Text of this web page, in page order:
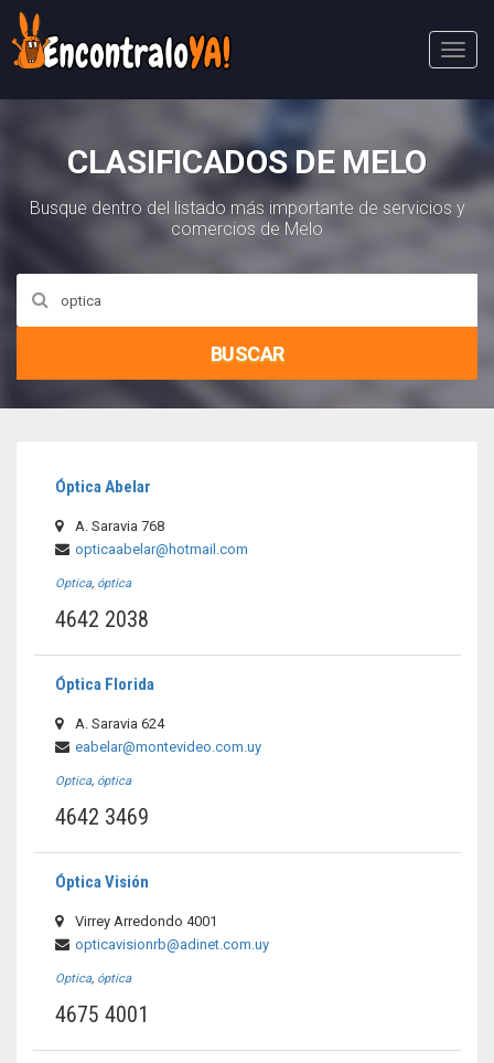
Abri
CLASIFICADOS DE MELO
Busque dentro del listado más importante de servicios y
comercios de Melo
BUSCAR
Óptica Abelar
A. Saravia 768
opticaabelar@hotmail.com
Optica, óptica
4642 2038
Óptica Florida
A. Saravia 624
eabelar@montevideo.com.uy
Optica, óptica
4642 3469
Óptica Visión
Virrey Arredondo 4001
opticavisionrb@adinet.com.uy
Optica, óptica
4675 4001